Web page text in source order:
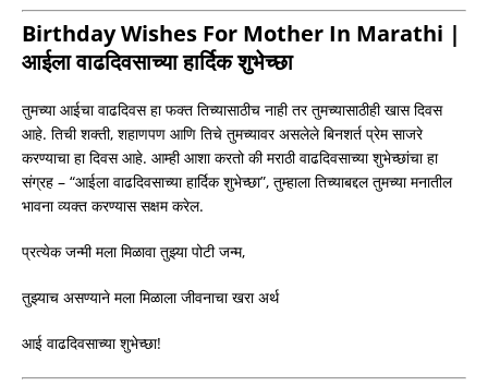
Birthday Wishes For Mother In Marathi |
आईला वाढदिवसाच्या हार्दिक शुभेच्छा
तुमच्या आईचा वाढदिवस हा फक्त तिच्यासाठीच नाही तर तुमच्यासाठीही खास दिवस
आहे. तिची शक्ती, शहाणपण आणि तिचे तुमच्यावर असलेले बिनशर्त प्रेम साजरे
करण्याचा हा दिवस आहे. आम्ही आशा करतो की मराठी वाढदिवसाच्या शुभेच्छांचा हा
संग्रह – “आईला वाढदिवसाच्या हार्दिक शुभेच्छा”, तुम्हाला तिच्याबद्दल तुमच्या मनातील
भावना व्यक्त करण्यास सक्षम करेल.
प्रत्येक जन्मी मला मिळावा तुझ्या पोटी जन्म,
तुझ्याच असण्याने मला मिळाला जीवनाचा खरा अर्थ
आई वाढदिवसाच्या शुभेच्छा!